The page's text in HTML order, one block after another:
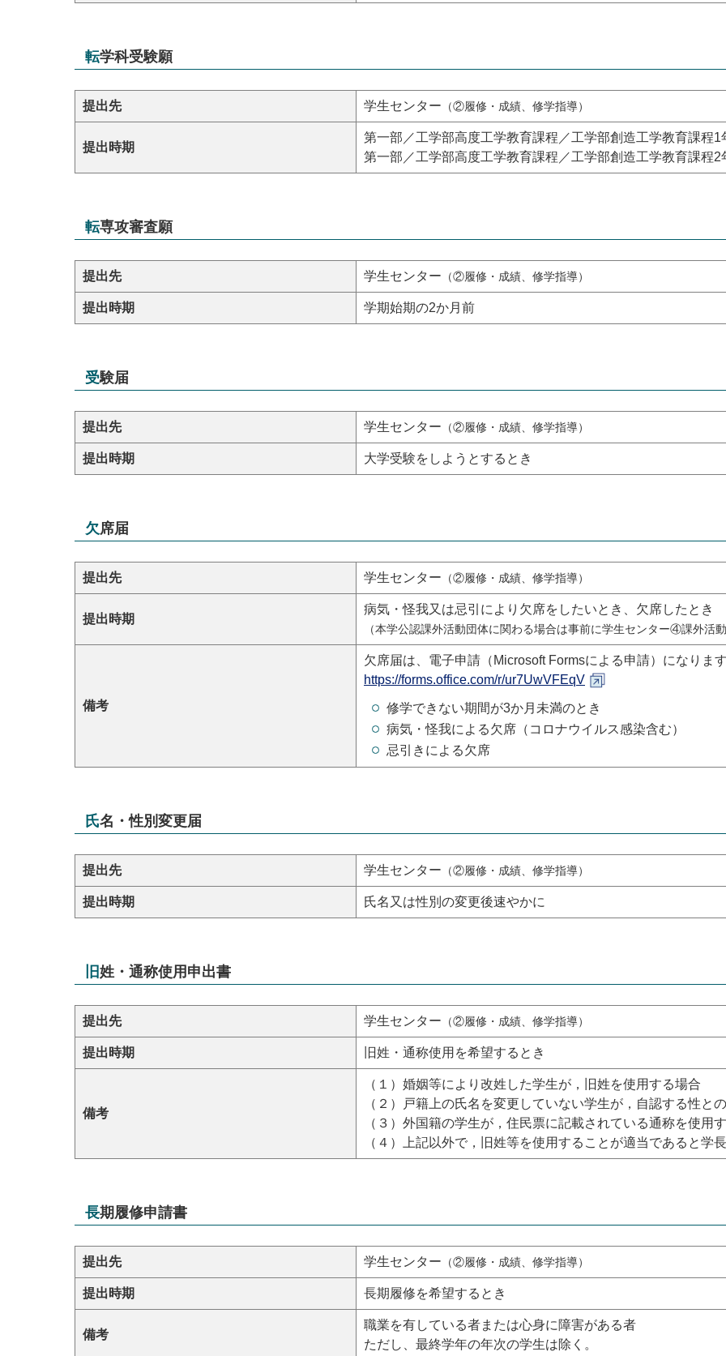
転学科受験願
提出先 学生センター （②履修・成績、修学指導）
提出時期
第一部／工学部高度工学教育課程／工学部創造工学教育課程
第一部／工学部高度工学教育課程／工学部創造工学教育課程
転専攻審査願
提出先 学生センター （②履修・成績、修学指導）
提出時期 学期始期の2か月前
受験届
提出先 学生センター （②履修・成績、修学指導）
提出時期 大学受験をしようとするとき
欠席届
提出先 学生センター （②履修・成績、修学指導）
提出時期
病気・怪我又は忌引により欠席をしたいとき、欠席したとき
（本学公認課外活動団体に関わる場合は事前に学生センター④課外活
備考
欠席届は、電子申請（Microsoft Formsによる申請）になりま
https://forms.office.com/r/ur7UwVFEqV
修学できない期間が3か月未満のとき
病気・怪我による欠席（コロナウイルス感染含む）
忌引きによる欠席
氏名・性別変更届
提出先 学生センター （②履修・成績、修学指導）
提出時期 氏名又は性別の変更後速やかに
旧姓・通称使用申出書
提出先 学生センター （②履修・成績、修学指導）
提出時期 旧姓・通称使用を希望するとき
備考
（１）婚姻等により改姓した学生が，旧姓を使用する場合
（２）戸籍上の氏名を変更していない学生が，自認する性と
（３）外国籍の学生が，住民票に記載されている通称を使用
（４）上記以外で，旧姓等を使用することが適当であると学
長期履修申請書
提出先 学生センター （②履修・成績、修学指導）
提出時期 長期履修を希望するとき
備考
職業を有している者または心身に障害がある者
ただし、最終学年の年次の学生は除く。